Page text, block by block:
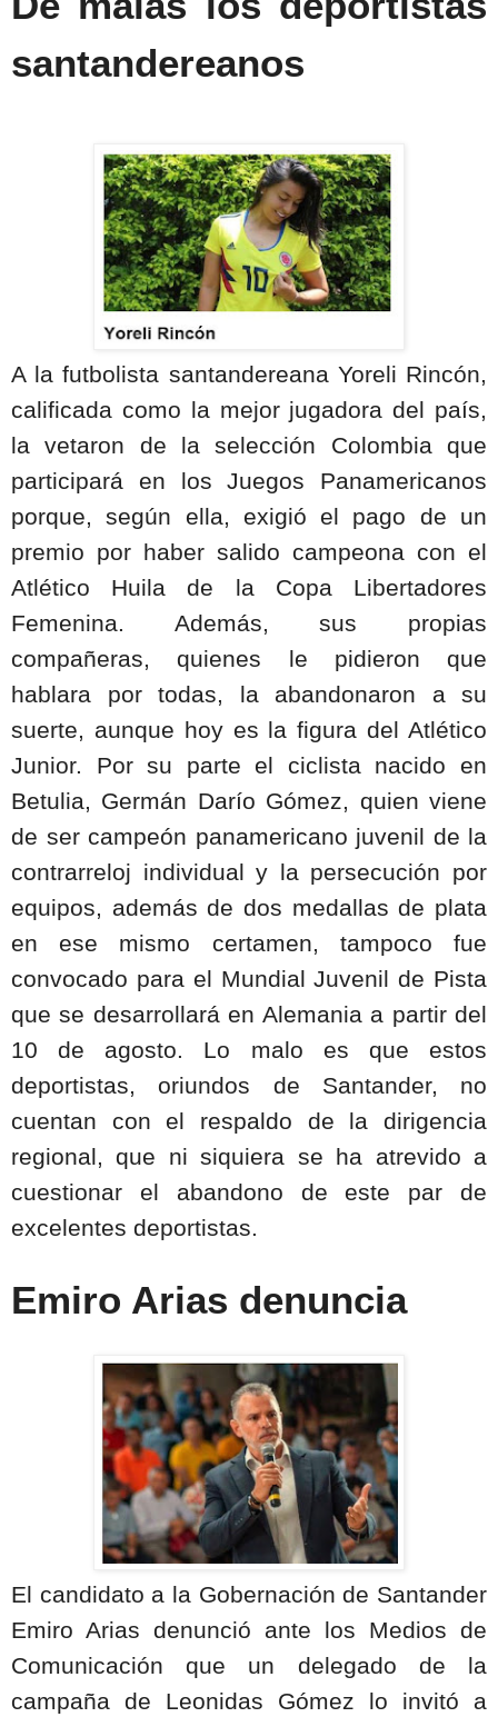
santandereanos
A la futbolista santandereana Yoreli Rincón,
calificada como la mejor jugadora del país,
la vetaron de la selección Colombia que
participará en los Juegos Panamericanos
porque, según ella, exigió el pago de un
premio por haber salido campeona con el
Atlético Huila de la Copa Libertadores
Femenina. Además, sus propias
compañeras, quienes le pidieron que
hablara por todas, la abandonaron a su
suerte, aunque hoy es la figura del Atlético
Junior. Por su parte el ciclista nacido en
Betulia, Germán Darío Gómez, quien viene
de ser campeón panamericano juvenil de la
contrarreloj individual y la persecución por
equipos, además de dos medallas de plata
en ese mismo certamen, tampoco fue
convocado para el Mundial Juvenil de Pista
que se desarrollará en Alemania a partir del
10 de agosto. Lo malo es que estos
deportistas, oriundos de Santander, no
cuentan con el respaldo de la dirigencia
regional, que ni siquiera se ha atrevido a
cuestionar el abandono de este par de
excelentes deportistas.
Emiro Arias denuncia
El candidato a la Gobernación de Santander
Emiro Arias denunció ante los Medios de
Comunicación que un delegado de la
campaña de Leonidas Gómez lo invitó a